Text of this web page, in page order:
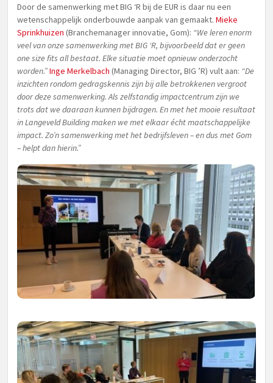
Door de samenwerking met BIG ‘R bij de EUR is daar nu een
wetenschappelijk onderbouwde aanpak van gemaakt. Mieke
Sprinkhuizen (Branchemanager innovatie, Gom): “We leren enorm
veel van onze samenwerking met BIG ‘R, bijvoorbeeld dat er geen
one size fits all bestaat. Elke situatie moet opnieuw onderzocht
worden.”Inge Merkelbach (Managing Director, BIG ’R) vult aan: “De
inzichten rondom gedragskennis zijn bij alle betrokkenen vergroot
door deze samenwerking. Als zelfstandig impactcentrum zijn we
trots dat we daaraan kunnen bijdragen. En met het mooie resultaat
in Langeveld Building maken we met elkaar écht maatschappelijke
impact. Zo’n samenwerking met het bedrijfsleven – en dus met Gom
– helpt dan hierin.”